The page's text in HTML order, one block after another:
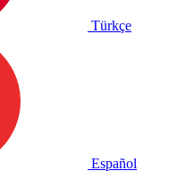
Türkçe
Español